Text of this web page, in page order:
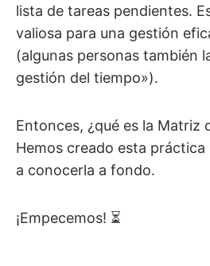
lista de tareas pendientes.
valiosa para una gestión
(algunas personas también
gestión del tiempo»).
Entonces, ¿qué es la Matriz
Hemos creado esta
a conocerla a fondo.
¡Empecemos! ⏳